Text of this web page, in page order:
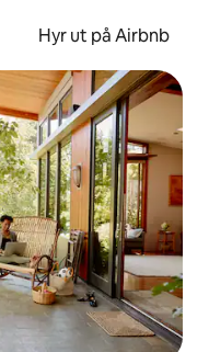
Hyr ut på Airbnb